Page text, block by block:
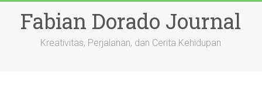
contentFabian Dorado Journal
Kreativitas, Perjalanan, dan Cerita Kehidupan